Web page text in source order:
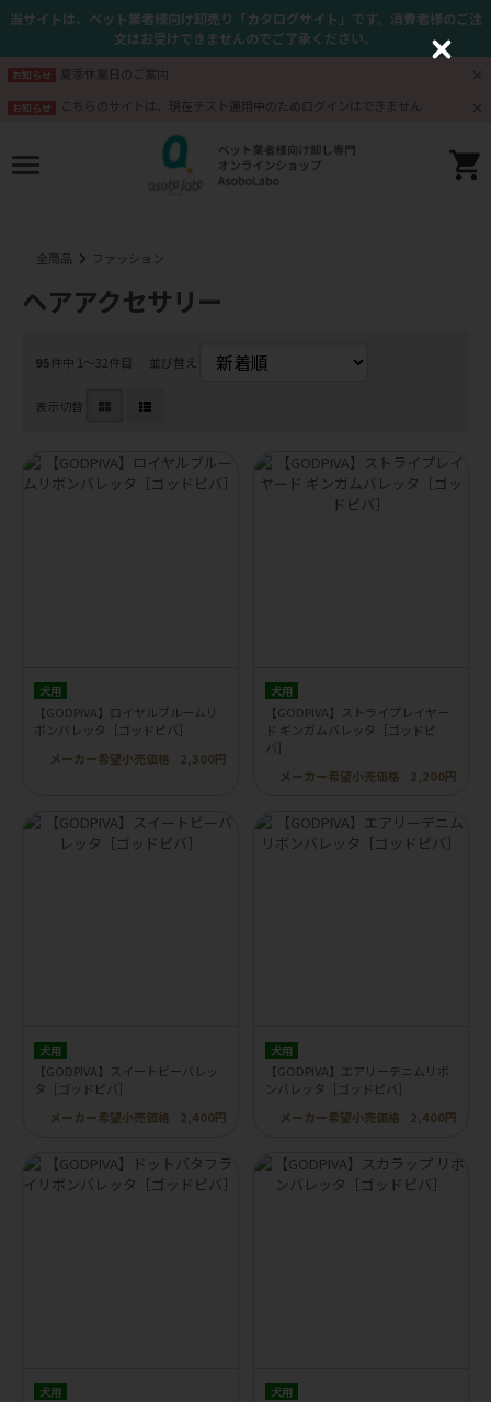
当サイトは、ペット業者様向け卸売り「カタログサイト」です。消費者様のご注
文はお受けできませんのでご了承ください。
お知らせ 夏季休業日のご案内
お知らせ こちらのサイトは、現在テスト運用中のためログインはできません
全商品 ファッション
ヘアアクセサリー
95件中 1〜32件目 並び替え
表示切替
犬用
【GODPIVA】ロイヤルブルームリ
ボンバレッタ［ゴッドピバ］
メーカー希望小売価格
2,300円
犬用
【GODPIVA】ストライプレイヤー
ド ギンガムバレッタ［ゴッドピ
バ］
メーカー希望小売価格
2,200円
犬用
【GODPIVA】スイートビーバレッ
タ［ゴッドピバ］
メーカー希望小売価格
2,400円
犬用
【GODPIVA】エアリーデニムリボ
ンバレッタ［ゴッドピバ］
メーカー希望小売価格
2,400円
犬用 犬用
C